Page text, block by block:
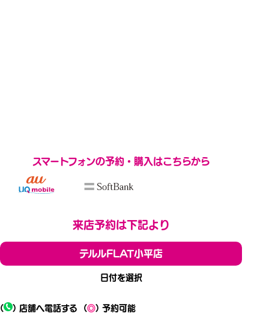
スマートフォンの予約・購入はこちらから
来店予約は下記より
テルルFLAT小平店
日付を選択
( ) 店舗へ電話する (◎) 予約可能